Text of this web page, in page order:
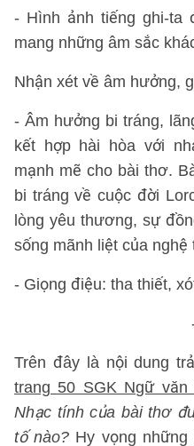
- Hình ảnh tiếng ghi-ta
mang những âm sắc
Nhận xét về âm hưởng,
- Âm hưởng bi tráng,
kết hợp hài hòa với
mạnh mẽ cho bài thơ.
bi tráng về cuộc đời
lòng yêu thương, sự
sống mãnh liệt của nghệ
- Giọng điệu: tha thiết,
Trên đây là nội dung
trang 50 SGK Ngữ
Nhạc tính của bài thơ
tố nào? Hy vọng